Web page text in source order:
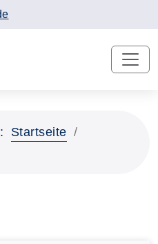
Startseite